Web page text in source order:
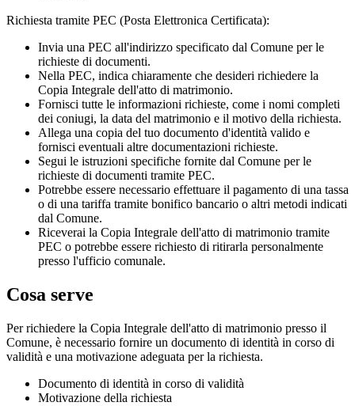
Richiesta tramite PEC (Posta Elettronica Certificata):
Invia una PEC all'indirizzo specificato dal Comune per le
richieste di documenti.
Nella PEC, indica chiaramente che desideri richiedere la
Copia Integrale dell'atto di matrimonio.
Fornisci tutte le informazioni richieste, come i nomi completi
dei coniugi, la data del matrimonio e il motivo della richiesta.
Allega una copia del tuo documento d'identità valido e
fornisci eventuali altre documentazioni richieste.
Segui le istruzioni specifiche fornite dal Comune per le
richieste di documenti tramite PEC.
Potrebbe essere necessario effettuare il pagamento di una tassa
o di una tariffa tramite bonifico bancario o altri metodi indicati
dal Comune.
Riceverai la Copia Integrale dell'atto di matrimonio tramite
PEC o potrebbe essere richiesto di ritirarla personalmente
presso l'ufficio comunale.
Cosa serve
Per richiedere la Copia Integrale dell'atto di matrimonio presso il
Comune, è necessario fornire un documento di identità in corso di
validità e una motivazione adeguata per la richiesta.
Documento di identità in corso di validità
Motivazione della richiesta